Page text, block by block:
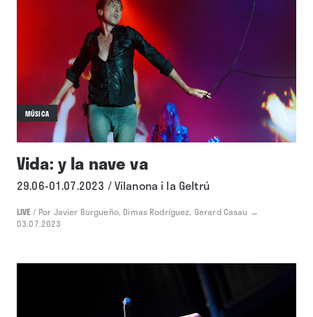
MÚSICA
Vida: y la nave va
29.06-01.07.2023 / Vilanona i la Geltrú
LIVE / Por Javier Burgueño, Dimas Rodríguez, Gerard Casau →
03.07.2023